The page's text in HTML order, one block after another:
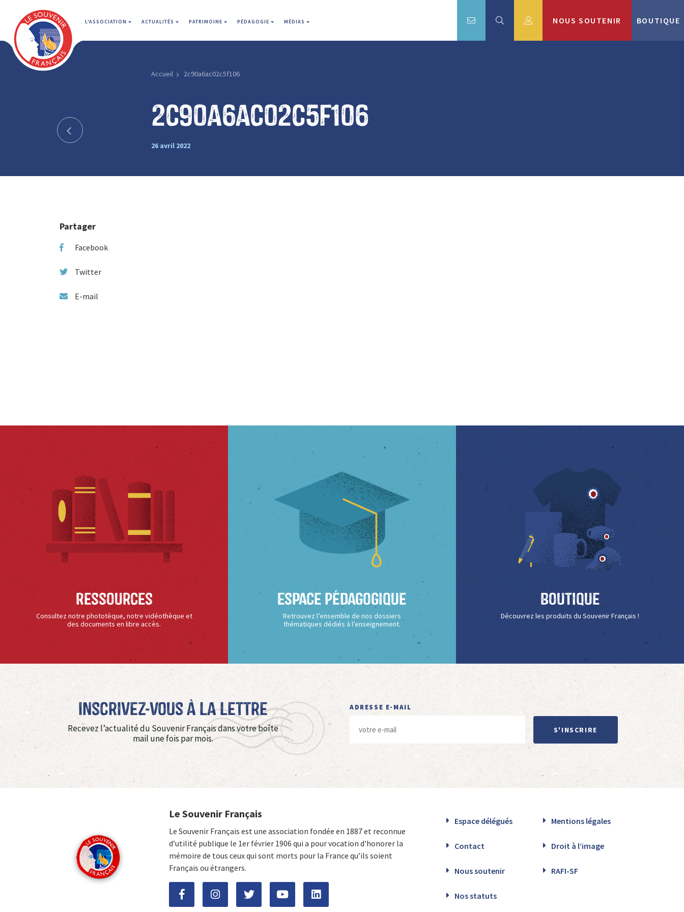
L'ASSOCIATION ACTUALITÉS PATRIMOINE PÉDAGOGIE MÉDIAS NOUS SOUTENIR BOUTIQUE
Accueil 2c90a6ac02c5f106
2c90a6ac02c5f106
26 avril 2022
Partager
Facebook
Twitter
E-mail
Ressources
Consultez notre phototèque, notre vidéothèque et
des documents en libre accès.
Espace Pédagogique
Retrouvez l’ensemble de nos dossiers
thématiques dédiés à l’enseignement.
Boutique
Découvrez les produits du Souvenir Français !
Inscrivez-vous à La Lettre
Recevez l’actualité du Souvenir Français dans votre boîte
mail une fois par mois.
ADRESSE E-MAIL
S'INSCRIRE
Le Souvenir Français
Le Souvenir Français est une association fondée en 1887 et reconnue
d’utilité publique le 1er février 1906 qui a pour vocation d'honorer la
mémoire de tous ceux qui sont morts pour la France qu’ils soient
Français ou étrangers.
Espace délégués Mentions légales
Contact Droit à l’image
Nous soutenir RAFI-SF
Nos statuts